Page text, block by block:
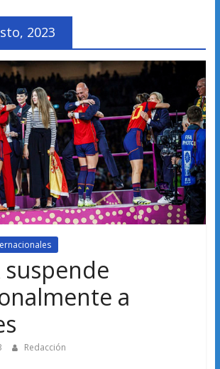
2023
suspende
a
Redacción